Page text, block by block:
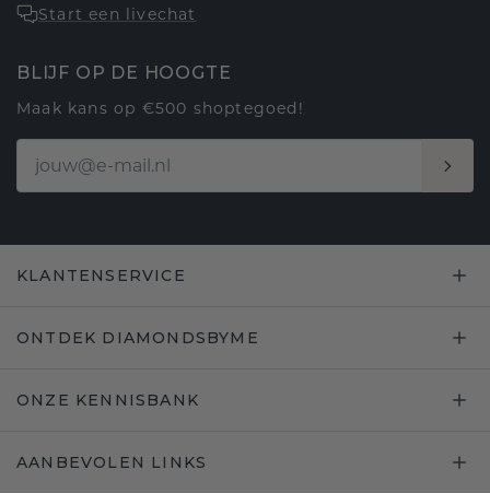
Start een livechat
BLIJF OP DE HOOGTE
Maak kans op €500 shoptegoed!
KLANTENSERVICE
ONTDEK DIAMONDSBYME
ONZE KENNISBANK
AANBEVOLEN LINKS